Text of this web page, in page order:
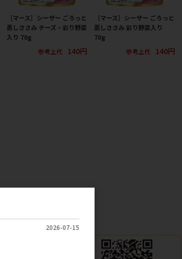
［マース］シーザー ごろっと
蒸しささみ チーズ・彩り野菜
入り 70g
参考上代
140円
［マース］シーザー ごろっと
蒸しささみ 彩り野菜入り
70g
参考上代
140円
2026-07-15